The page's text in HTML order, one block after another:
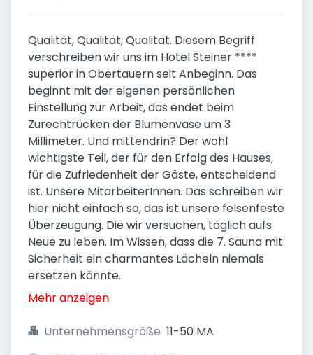
Qualität, Qualität, Qualität. Diesem Begriff
verschreiben wir uns im Hotel Steiner ****
superior in Obertauern seit Anbeginn. Das
beginnt mit der eigenen persönlichen
Einstellung zur Arbeit, das endet beim
Zurechtrücken der Blumenvase um 3
Millimeter. Und mittendrin? Der wohl
wichtigste Teil, der für den Erfolg des Hauses,
für die Zufriedenheit der Gäste, entscheidend
ist. Unsere MitarbeiterInnen. Das schreiben wir
hier nicht einfach so, das ist unsere felsenfeste
Überzeugung. Die wir versuchen, täglich aufs
Neue zu leben. Im Wissen, dass die 7. Sauna mit
Sicherheit ein charmantes Lächeln niemals
ersetzen könnte.
Mehr anzeigen
Unternehmensgröße 11-50 MA